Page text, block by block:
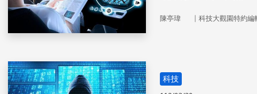
陳亭瑋 ｜ 科技大觀園特約編
科技